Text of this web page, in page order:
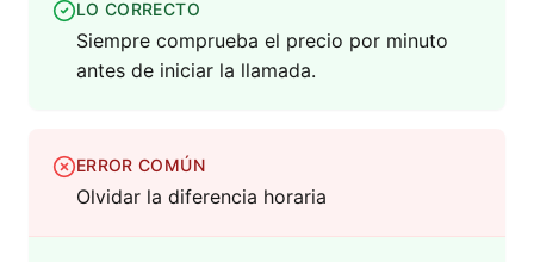
LO CORRECTO
Siempre comprueba el precio por minuto
antes de iniciar la llamada.
ERROR COMÚN
Olvidar la diferencia horaria